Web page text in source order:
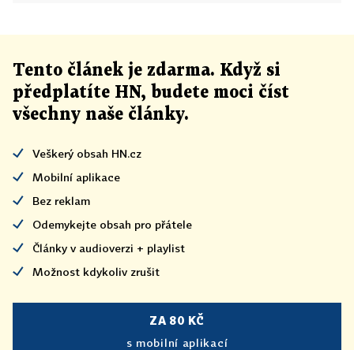
Tento článek je zdarma. Když si
předplatíte HN, budete moci číst
všechny naše články.
Veškerý obsah HN.cz
Mobilní aplikace
Bez reklam
Odemykejte obsah pro přátele
Články v audioverzi + playlist
Možnost kdykoliv zrušit
ZA 80 KČ
s mobilní aplikací